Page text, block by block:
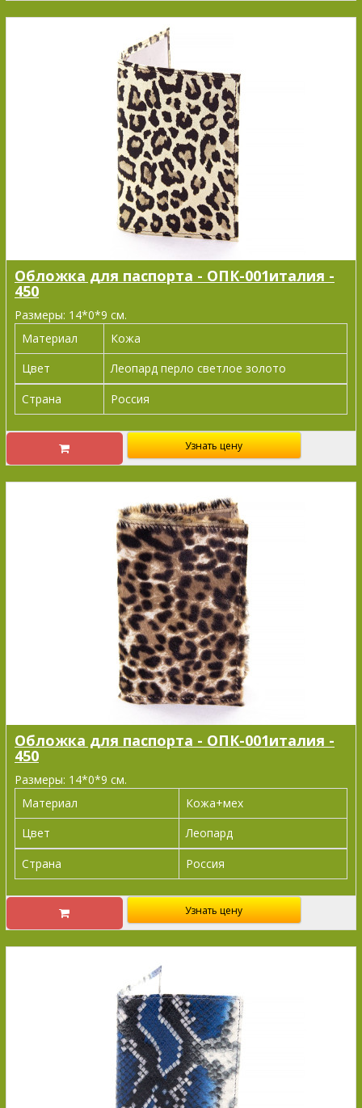
Обложка для паспорта - ОПК-001италия -
450
Размеры: 14*0*9 см.
Материал
Кожа
Цвет
Леопард перло светлое золото
Страна
Россия
Узнать цену
Обложка для паспорта - ОПК-001италия -
450
Размеры: 14*0*9 см.
Материал
Кожа+мех
Цвет
Леопард
Страна
Россия
Узнать цену